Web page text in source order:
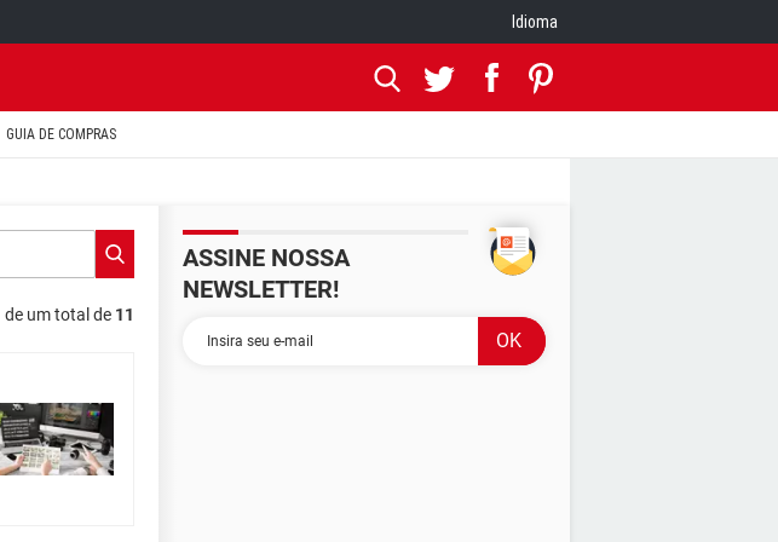
Idioma
GUIA DE COMPRAS
de um total de 11
ASSINE NOSSA
NEWSLETTER!